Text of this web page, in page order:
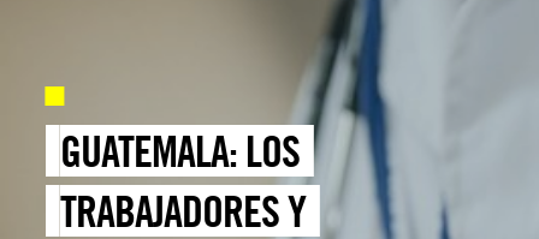
GUATEMALA: LOS
TRABAJADORES Y